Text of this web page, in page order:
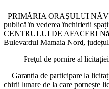
PRIMĂRIA ORAŞULUI
publică în vederea închirierii
CENTRULUI DE AFACERI
Bulevardul Mamaia Nord, județul
Preţul de pornire al licitației
Garanția de participare la
chirii lunare de la care pornește